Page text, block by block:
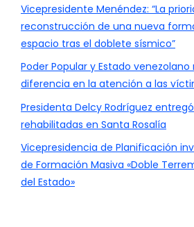
Vicepresidente Menéndez: “La
reconstrucción de una nueva
espacio tras el doblete sísmico”
Poder Popular y Estado
diferencia en la atención a las
Presidenta Delcy Rodríguez
rehabilitadas en Santa Rosalía
Vicepresidencia de Planificación
de Formación Masiva «Doble
del Estado»